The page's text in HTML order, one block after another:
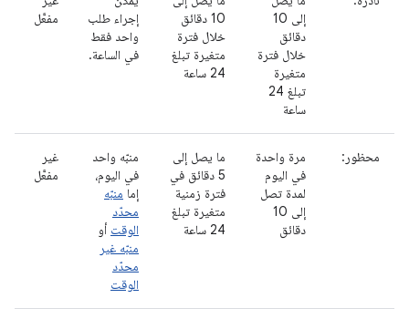
إلى 10
دقائق
خلال فترة
متغيرة
تبلغ 24
ساعة
10 دقائق
خلال فترة
متغيرة تبلغ
24 ساعة
إجراء طلب
واحد فقط
في الساعة.
مفعَّل
محظور:
مرة واحدة
في اليوم
لمدة تصل
إلى 10
دقائق
ما يصل إلى
5 دقائق في
فترة زمنية
متغيرة تبلغ
24 ساعة
منبّه واحد
في اليوم،
إما منبّه
محدّد
الوقت أو
منبّه غير
محدّد
الوقت
غير
مفعَّل